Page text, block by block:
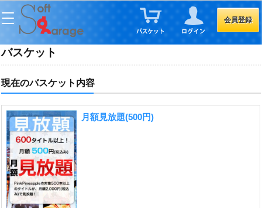
会員登録
バスケット
現在のバスケット内容
月額見放題(500円)